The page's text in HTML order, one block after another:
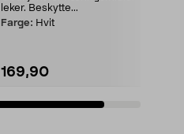
leker. Beskytte...
Farge: Hvit
169,90